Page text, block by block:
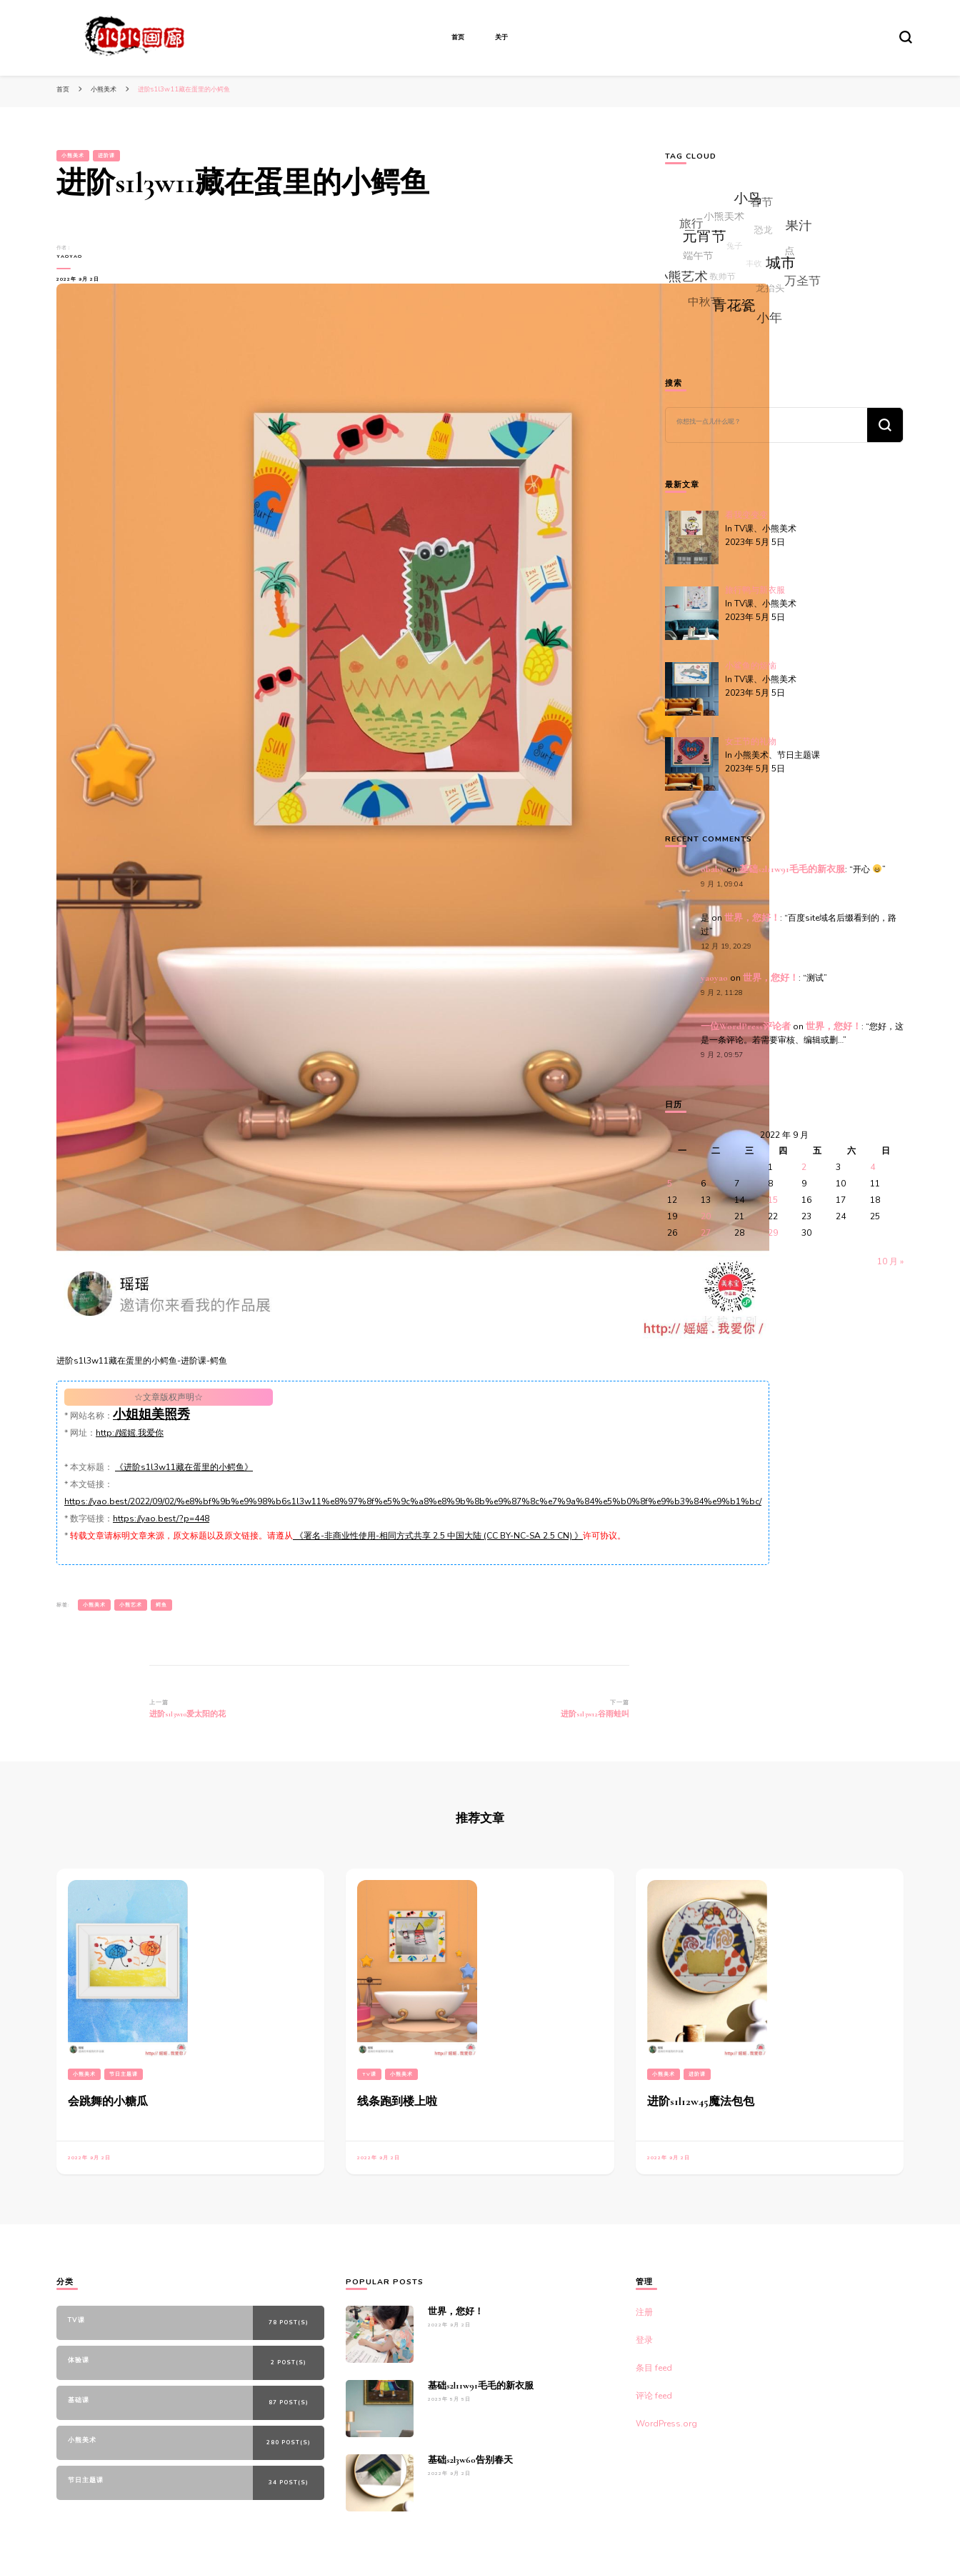
首页 关于
首页 小熊美术 进阶s1l3w11藏在蛋里的小鳄鱼
小熊美术 进阶课
进阶s1l3w11藏在蛋里的小鳄鱼
作者：
YAOYAO
2022年 9月 2日
进阶s1l3w11藏在蛋里的小鳄鱼-进阶课-鳄鱼
☆文章版权声明☆
* 网站名称： 小姐姐美照秀
* 网址： http://媱媱.我爱你
*本文标题：
《进阶s1l3w11藏在蛋里的小鳄鱼》
*本文链接：
https://yao.best/2022/09/02/%e8%bf%9b%e9%98%b6s1l3w11%e8%97%8f%e5%9c%a8%e8%9b%8b%e9%87%8c%e7%9a%84%e5%b0%8f%e9%b3%84%e9%b1%bc/
*数字链接： https://yao.best/?p=448
*转载文章请标明文章来源，原文标题以及原文链接。请遵从 《署名-非商业性使用-相同方式共享 2.5 中国大陆 (CC BY-NC-SA 2.5 CN) 》 许可协议。
标签: 小熊美术 小熊艺术 鳄鱼
博
文
上一篇
进阶s1l3w10爱太阳的花
下一篇
进阶s1l3w12谷雨蛙叫
TAG CLOUD
搜索
么
吗?
最新文章
看我变变变
In TV课、小熊美术
2023年 5月 5日
旅行鸭与新衣服
In TV课、小熊美术
2023年 5月 5日
小鲨鱼的烦恼
In TV课、小熊美术
2023年 5月 5日
女王节的礼物
In 小熊美术、节日主题课
2023年 5月 5日
RECENT COMMENTS
obabyon基础s2l11w91毛毛的新衣服: “开心 ”
9 月 1, 09:04
是 on 世界，您好！ : “百度site域名后缀看到的，路
过”
12 月 19, 20:29
yaoyao on 世界，您好！ : “测试”
9 月 2, 11:28
一位WordPress评论者on 世界，您好！ : “您好，这
是一条评论。若需要审核、编辑或删…”
9 月 2, 09:57
日历
2022 年 9 月
一
二 三 四 五 六
日
1
2 3
4
5
6 7 8 9 10
11
12
13 14 15 16 17
18
19
20 21 22 23 24
25
26
27 28 29 30
10 月 »
推荐文章
小熊美术 节日主题课
会跳舞的小糖瓜
2022年 9月 2日
TV课 小熊美术
线条跑到楼上啦
2022年 9月 2日
小熊美术 进阶课
进阶s1l12w45魔法包包
2022年 9月 2日
分类
TV课 78 POST(S)
体验课 2 POST(S)
基础课 87 POST(S)
小熊美术 280 POST(S)
节日主题课 34 POST(S)
POPULAR POSTS
世界，您好！
2022年 9月 2日
基础s2l11w91毛毛的新衣服
2023年 5月 5日
基础s2l3w60告别春天
2022年 9月 2日
管理
注册
登录
条目 feed
评论 feed
WordPress.org